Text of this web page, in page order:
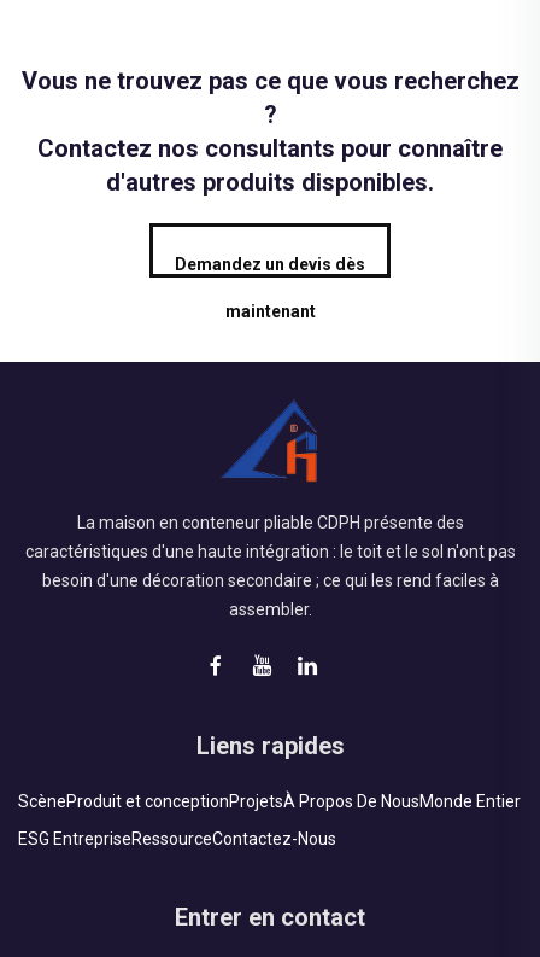
Vous ne trouvez pas ce que vous recherchez
?
Contactez nos consultants pour connaître
d'autres produits disponibles.
Demandez un devis dès
maintenant
La maison en conteneur pliable CDPH présente des
caractéristiques d'une haute intégration : le toit et le sol n'ont pas
besoin d'une décoration secondaire ; ce qui les rend faciles à
assembler.
Liens rapides
ScèneProduit et conceptionProjetsÀ Propos De NousMonde Entier
ESG EntrepriseRessourceContactez-Nous
Entrer en contact